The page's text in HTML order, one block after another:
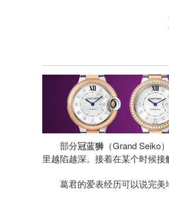
部分冠蓝狮 （Grand Seiko
里越陷越深。接着在某个时候接
葛君的爱表经历可以说完美地